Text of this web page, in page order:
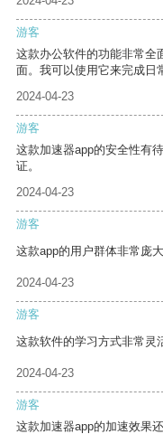
游客
这款办公软件的功能非常全
面。我可以使用它来完成日
2024-04-23
游客
这款加速器app的安全性有
证。
2024-04-23
游客
这款app的用户群体非常庞
2024-04-23
游客
这款软件的学习方式非常灵
2024-04-23
游客
这款加速器app的加速效果